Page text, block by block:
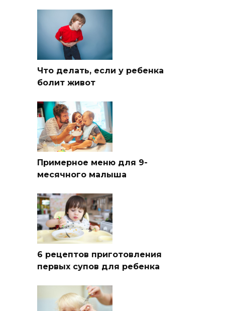
Что делать, если у ребенка
болит живот
Примерное меню для 9-
месячного малыша
6 рецептов приготовления
первых супов для ребенка